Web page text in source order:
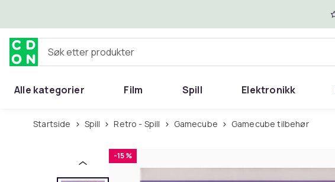
Søk etter produkter
Alle kategorier Film Spill Elektronikk
Startside Spill Retro - Spill Gamecube Gamecube tilbehør
-15 %